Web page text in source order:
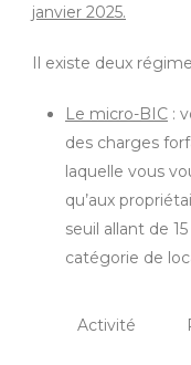
janvier 2025.
Il existe deux
Le micro-BIC :
des charges
laquelle vous
qu’aux
seuil allant de
catégorie de
Activité